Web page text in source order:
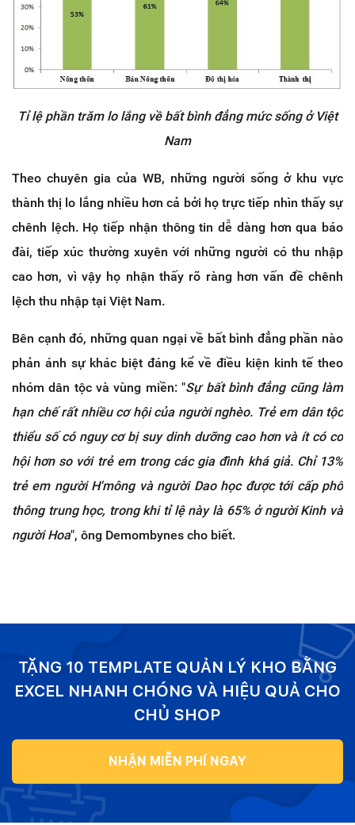
Tỉ lệ phần trăm lo lắng về bất bình đẳng mức sống ở Việt
Nam
Theo chuyên gia của WB, những người sống ở khu vực
thành thị lo lắng nhiều hơn cả bởi họ trực tiếp nhìn thấy sự
chênh lệch. Họ tiếp nhận thông tin dễ dàng hơn qua báo
đài, tiếp xúc thường xuyên với những người có thu nhập
cao hơn, vì vậy họ nhận thấy rõ ràng hơn vấn đề chênh
lệch thu nhập tại Việt Nam.
Bên cạnh đó, những quan ngại về bất bình đẳng phần nào
phản ánh sự khác biệt đáng kể về điều kiện kinh tế theo
nhóm dân tộc và vùng miền: "Sự bất bình đẳng cũng làm
hạn chế rất nhiều cơ hội của người nghèo. Trẻ em dân tộc
thiểu số có nguy cơ bị suy dinh dưỡng cao hơn và ít có cơ
hội hơn so với trẻ em trong các gia đình khá giả. Chỉ 13%
trẻ em người H'mông và người Dao học được tới cấp phổ
thông trung học, trong khi tỉ lệ này là 65% ở người Kinh và
người Hoa", ông Demombynes cho biết.
TẶNG 10 TEMPLATE QUẢN LÝ KHO BẰNG
EXCEL NHANH CHÓNG VÀ HIỆU QUẢ CHO
CHỦ SHOP
NHẬN MIỄN PHÍ NGAY